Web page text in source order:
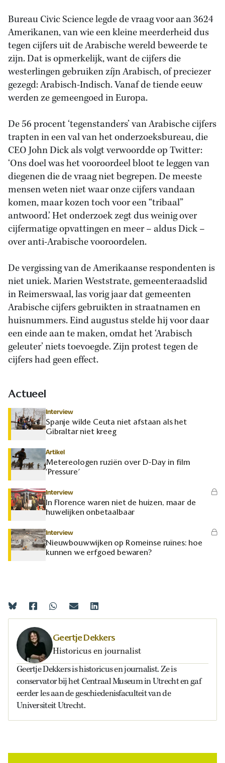
Bureau Civic Science legde de vraag voor aan 3624
Amerikanen, van wie een kleine meerderheid dus
tegen cijfers uit de Arabische wereld beweerde te
zijn. Dat is opmerkelijk, want de cijfers die
westerlingen gebruiken zíjn Arabisch, of preciezer
gezegd: Arabisch-Indisch. Vanaf de tiende eeuw
werden ze gemeengoed in Europa.
De 56 procent ‘tegenstanders’ van Arabische cijfers
trapten in een val van het onderzoeksbureau, die
CEO John Dick als volgt verwoordde op Twitter:
‘Ons doel was het vooroordeel bloot te leggen van
diegenen die de vraag niet begrepen. De meeste
mensen weten niet waar onze cijfers vandaan
komen, maar kozen toch voor een “tribaal”
antwoord.’ Het onderzoek zegt dus weinig over
cijfermatige opvattingen en meer – aldus Dick –
over anti-Arabische vooroordelen.
De vergissing van de Amerikaanse respondenten is
niet uniek. Marien Weststrate, gemeenteraadslid
in Reimerswaal, las vorig jaar dat gemeenten
Arabische cijfers gebruikten in straatnamen en
huisnummers. Eind augustus stelde hij voor daar
een einde aan te maken, omdat het ‘Arabisch
geleuter’ niets toevoegde. Zijn protest tegen de
cijfers had geen effect.
Actueel
Interview
Spanje wilde Ceuta niet afstaan als het
Gibraltar niet kreeg
Artikel
Metereologen ruziën over D-Day in film
‘Pressure’
Interview
In Florence waren niet de huizen, maar de
huwelijken onbetaalbaar
Interview
Nieuwbouwwijken op Romeinse ruïnes: hoe
kunnen we erfgoed bewaren?
Geertje Dekkers
Historicus en journalist
Geertje Dekkers is historicus en journalist. Ze is
conservator bij het Centraal Museum in Utrecht en gaf
eerder les aan de geschiedenisfaculteit van de
Universiteit Utrecht.